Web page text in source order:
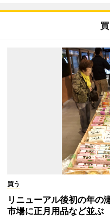
買う
リニューアル後初の年
市場に正月用品など並ぶ